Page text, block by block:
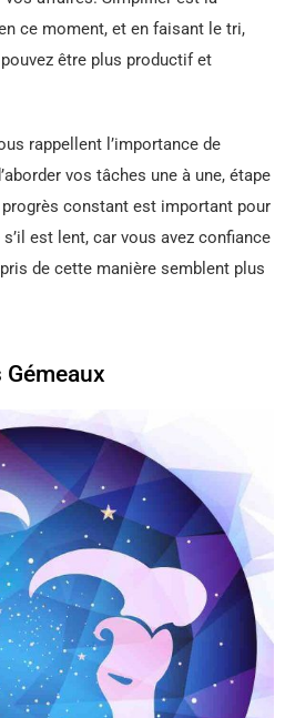
ce moment, et en faisant le tri,
être plus productif et
rappellent l’importance de
vos tâches une à une, étape
constant est important pour
est lent, car vous avez confiance
de cette manière semblent plus